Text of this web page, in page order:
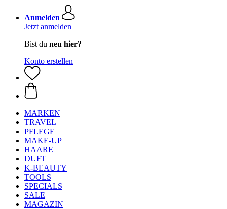
Anmelden
Jetzt anmelden
Bist du neu hier?
Konto erstellen
MARKEN
TRAVEL
PFLEGE
MAKE-UP
HAARE
DUFT
K-BEAUTY
TOOLS
SPECIALS
SALE
MAGAZIN